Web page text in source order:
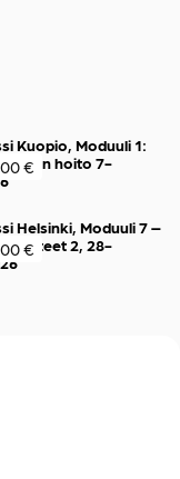
€
Kuopio, Moduuli 1:
kehon hoito 7-
€
Helsinki, Moduuli 7 –
rasitteet 2, 28-